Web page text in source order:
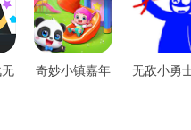
奇妙小镇嘉年 无敌小勇